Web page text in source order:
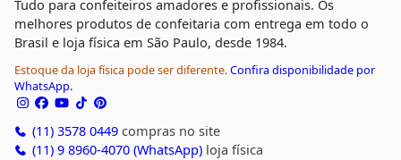
Tudo para confeiteiros amadores e profissionais. Os
melhores produtos de confeitaria com entrega em todo o
Brasil e loja física em São Paulo, desde 1984.
Estoque da loja física pode ser diferente.Confira disponibilidade por
WhatsApp.
(11) 3578 0449compras no site
(11) 9 8960-4070 (WhatsApp)loja física